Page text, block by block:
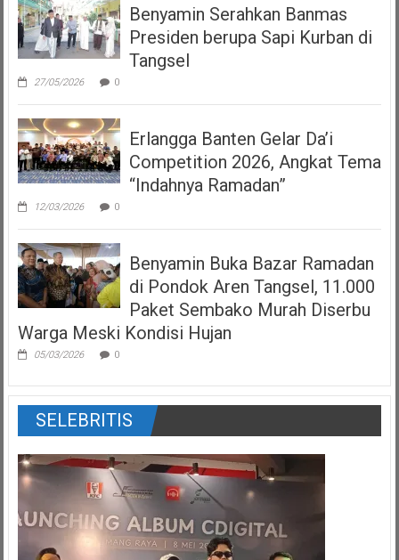
Benyamin Serahkan Banmas
Presiden berupa Sapi Kurban di
Tangsel
27/05/2026 0
Erlangga Banten Gelar Da’i
Competition 2026, Angkat Tema
“Indahnya Ramadan”
12/03/2026 0
Benyamin Buka Bazar Ramadan
di Pondok Aren Tangsel, 11.000
Paket Sembako Murah Diserbu
Warga Meski Kondisi Hujan
05/03/2026 0
SELEBRITIS